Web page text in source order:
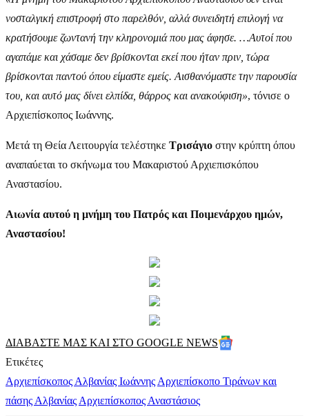
νοσταλγική επιστροφή στο παρελθόν, αλλά συνειδητή επιλογή να
κρατήσουμε ζωντανή την κληρονομιά που μας άφησε. …Αυτοί που
αγαπάμε και χάσαμε δεν βρίσκονται εκεί που ήταν πριν, τώρα
βρίσκονται παντού όπου είμαστε εμείς. Αισθανόμαστε την παρουσία
του, και αυτό μας δίνει ελπίδα, θάρρος και ανακούφιση», τόνισε ο
Αρχιεπίσκοπος Ιωάννης.
Μετά τη Θεία Λειτουργία τελέστηκε Τρισάγιο στην κρύπτη όπου
αναπαύεται το σκήνωμα του Μακαριστού Αρχιεπισκόπου
Αναστασίου.
Αιωνία αυτού η μνήμη του Πατρός και Ποιμενάρχου ημών,
Αναστασίου!
ΔΙΑΒΑΣΤΕ ΜΑΣ ΚΑΙ ΣΤΟ GOOGLE NEWS
Ετικέτες
Αρχιεπίσκοπος Αλβανίας Ιωάννης Αρχιεπίσκοπο Τιράνων και
πάσης Αλβανίας Αρχιεπίσκοπος Αναστάσιος